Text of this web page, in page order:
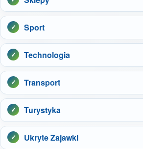
Sport
Technologia
Transport
Turystyka
Ukryte Zajawki